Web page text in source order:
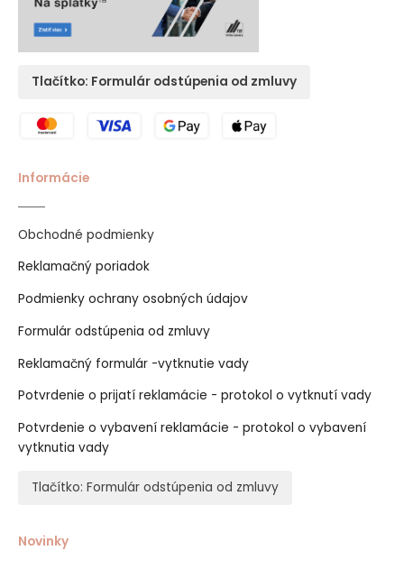
Tlačítko: Formulár odstúpenia od zmluvy
Informácie
Obchodné podmienky
Reklamačný poriadok
Podmienky ochrany osobných údajov
Formulár odstúpenia od zmluvy
Reklamačný formulár -vytknutie vady
Potvrdenie o prijatí reklamácie - protokol o vytknutí vady
Potvrdenie o vybavení reklamácie - protokol o vybavení
vytknutia vady
Tlačítko: Formulár odstúpenia od zmluvy
Novinky